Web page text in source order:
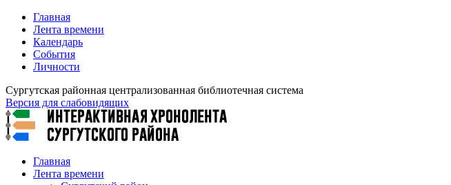
Главная
Лента времени
Календарь
События
Личности
Сургутская районная централизованная библиотечная система
Версия для слабовидящих
Главная
Лента времени